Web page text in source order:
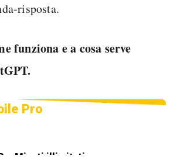
risposta.
funziona e a cosa serve
Pro
e Minuti illimitati